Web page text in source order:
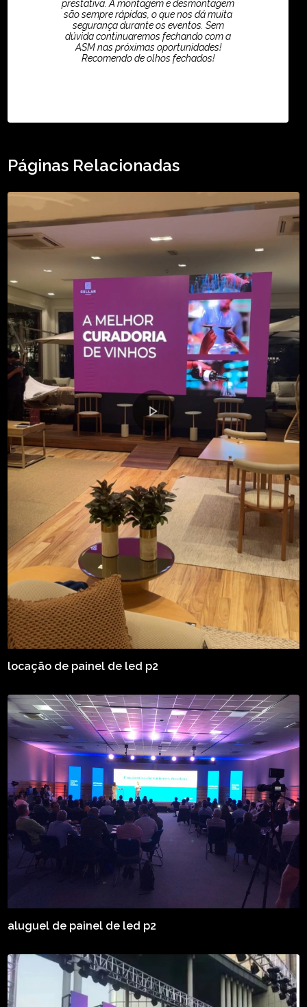
prestativa. A montagem e desmontagem
são sempre rápidas, o que nos dá muita
segurança durante os eventos. Sem
dúvida continuaremos fechando com a
ASM nas próximas oportunidades!
Recomendo de olhos fechados!
Páginas Relacionadas
locação de painel de led p2
aluguel de painel de led p2